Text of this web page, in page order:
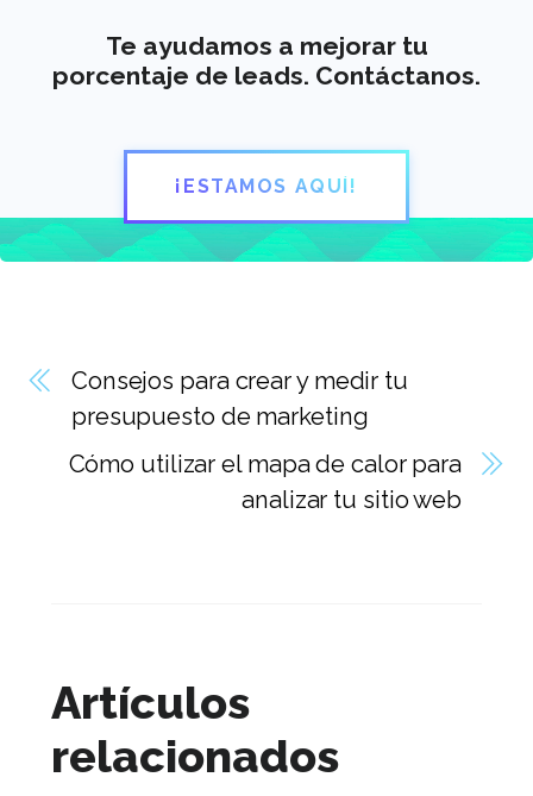
Te ayudamos a mejorar tu
porcentaje de leads. Contáctanos.
¡ESTAMOS AQUÍ!
Consejos para crear y medir tu
presupuesto de marketing
Cómo utilizar el mapa de calor para
analizar tu sitio web
Artículos
relacionados